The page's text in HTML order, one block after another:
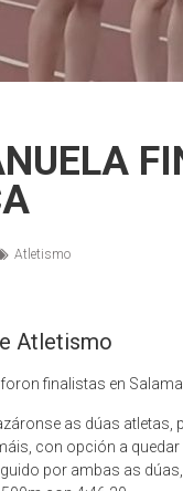
Atletismo
Atletismo
foron finalistas en
as dúas atletas,
con opción a
por ambas as